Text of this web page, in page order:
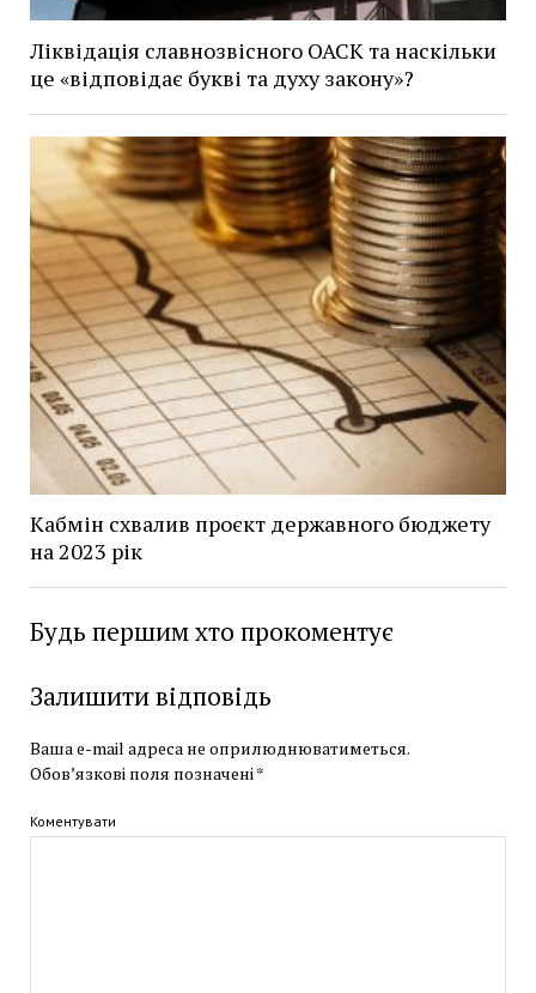
Ліквідація славнозвісного ОАСК та наскільки
це «відповідає букві та духу закону»?
Кабмін схвалив проєкт державного бюджету
на 2023 рік
Будь першим хто прокоментує
Залишити відповідь
Ваша e-mail адреса не оприлюднюватиметься.
Обов’язкові поля позначені*
Коментувати